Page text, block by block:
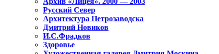
Русский Север
Архитектура Петрозаводска
Дмитрий Новиков
И.С.Фрадков
Здоровье